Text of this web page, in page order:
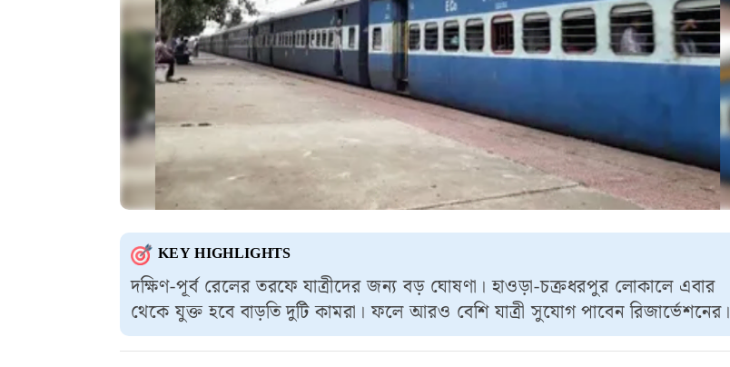
KEY HIGHLIGHTS
দক্ষিণ-পূর্ব রেলের তরফে যাত্রীদের জন্য বড় ঘোষণা। হাওড়া-চক্রধরপুর লোকালে এবার
থেকে যুক্ত হবে বাড়তি দুটি কামরা। ফলে আরও বেশি যাত্রী সুযোগ পাবেন রিজার্ভেশনের।